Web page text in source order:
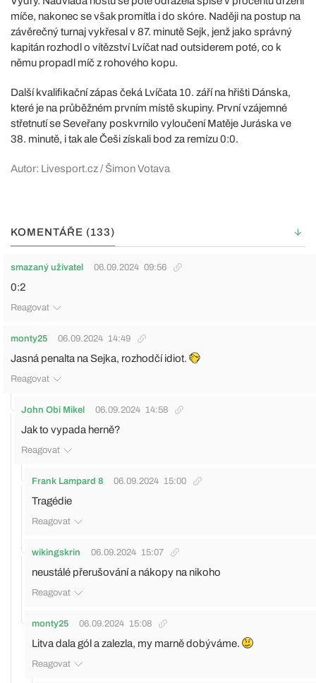
míče, nakonec se však promítla i do skóre. Naději na postup na
závěrečný turnaj vykřesal v 87. minutě Sejk, jenž jako správný
kapitán rozhodl o vítězství Lvíčat nad outsiderem poté, co k
němu propadl míč z rohového kopu.
Další kvalifikační zápas čeká Lvíčata 10. září na hřišti Dánska,
které je na průběžném prvním místě skupiny. První vzájemné
střetnutí se Seveřany poskvrnilo vyloučení Matěje Juráska ve
38. minutě, i tak ale Češi získali bod za remízu 0:0.
Autor: Livesport.cz / Šimon Votava
KOMENTÁŘE (133)
smazaný uživatel 06.09.2024 09:56
0:2
Reagovat
monty25 06.09.2024 14:49
Jasná penalta na Sejka, rozhodčí idiot.
Reagovat
John Obi Mikel 06.09.2024 14:58
Jak to vypada herně?
Reagovat
Frank Lampard 8 06.09.2024 15:00
Tragédie
Reagovat
wikingskrin 06.09.2024 15:07
neustálé přerušování a nákopy na nikoho
Reagovat
monty25 06.09.2024 15:08
Litva dala gól a zalezla, my marně dobýváme.
Reagovat